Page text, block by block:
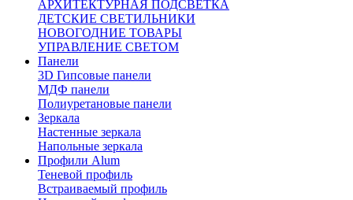
АРХИТЕКТУРНАЯ ПОДСВЕТКА
ДЕТСКИЕ СВЕТИЛЬНИКИ
НОВОГОДНИЕ ТОВАРЫ
УПРАВЛЕНИЕ СВЕТОМ
Панели
3D Гипсовые панели
МДФ панели
Полиуретановые панели
Зеркала
Настенные зеркала
Напольные зеркала
Профили Alum
Теневой профиль
Встраиваемый профиль